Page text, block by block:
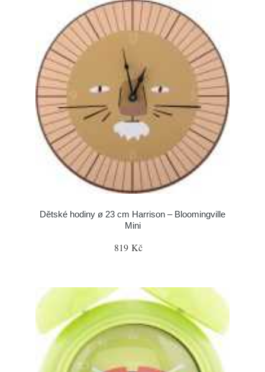
Dětské hodiny ø 23 cm Harrison – Bloomingville
Mini
819 Kč